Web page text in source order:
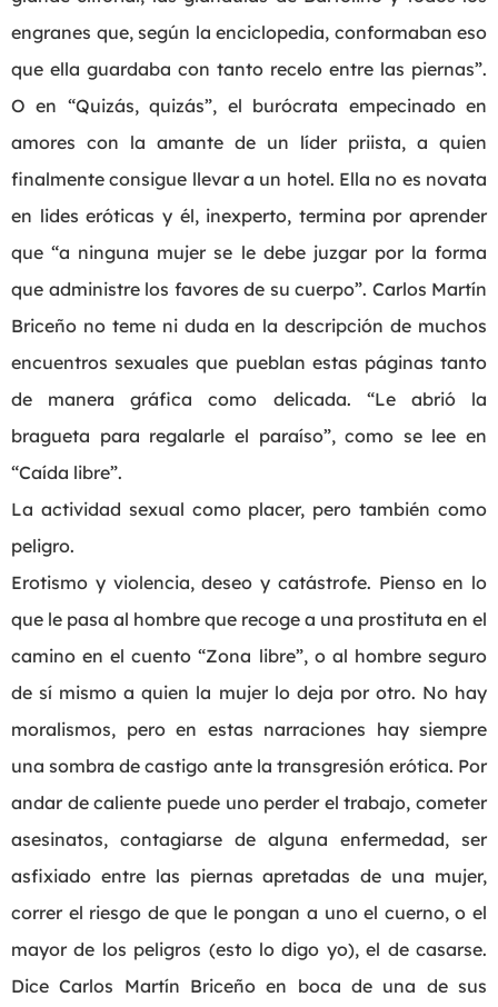
engranes que, según la enciclopedia, conformaban eso
que ella guardaba con tanto recelo entre las piernas”.
O en “Quizás, quizás”, el burócrata empecinado en
amores con la amante de un líder priista, a quien
finalmente consigue llevar a un hotel. Ella no es novata
en lides eróticas y él, inexperto, termina por aprender
que “a ninguna mujer se le debe juzgar por la forma
que administre los favores de su cuerpo”. Carlos Martín
Briceño no teme ni duda en la descripción de muchos
encuentros sexuales que pueblan estas páginas tanto
de manera gráfica como delicada. “Le abrió la
bragueta para regalarle el paraíso”, como se lee en
“Caída libre”.
La actividad sexual como placer, pero también como
peligro.
Erotismo y violencia, deseo y catástrofe. Pienso en lo
que le pasa al hombre que recoge a una prostituta en el
camino en el cuento “Zona libre”, o al hombre seguro
de sí mismo a quien la mujer lo deja por otro. No hay
moralismos, pero en estas narraciones hay siempre
una sombra de castigo ante la transgresión erótica. Por
andar de caliente puede uno perder el trabajo, cometer
asesinatos, contagiarse de alguna enfermedad, ser
asfixiado entre las piernas apretadas de una mujer,
correr el riesgo de que le pongan a uno el cuerno, o el
mayor de los peligros (esto lo digo yo), el de casarse.
Dice Carlos Martín Briceño en boca de una de sus